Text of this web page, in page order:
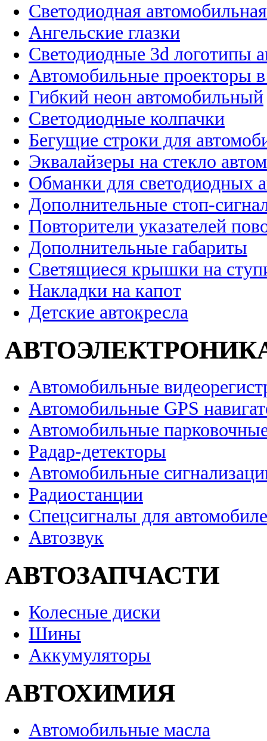
Светодиодная
Ангельские глазки
Светодиодные 3d логотипы
Автомобильные проекторы
Гибкий неон автомобильный
Светодиодные колпачки
Бегущие строки для
Эквалайзеры на стекло
Обманки для светодиодных
Дополнительные стоп-
Повторители указателей
Дополнительные габариты
Светящиеся крышки на
Накладки на капот
Детские автокресла
Автомобильные
Автомобильные GPS
Автомобильные
Радар-детекторы
Автомобильные
Радиостанции
Спецсигналы для
Автозвук
АВТОЗАПЧАСТИ
Колесные диски
Шины
Аккумуляторы
АВТОХИМИЯ
Автомобильные масла